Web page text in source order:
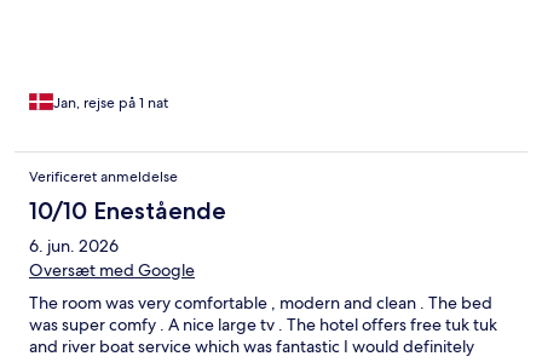
Jan, rejse på 1 nat
Verificeret anmeldelse
10/10 Enestående
6. jun. 2026
Oversæt med Google
The room was very comfortable , modern and clean . The bed
was super comfy . A nice large tv . The hotel offers free tuk tuk
and river boat service which was fantastic I would definitely